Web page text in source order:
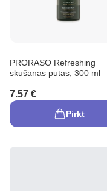
PRORASO Refreshing
skūšanās putas, 300 ml
7.57 €
Pirkt